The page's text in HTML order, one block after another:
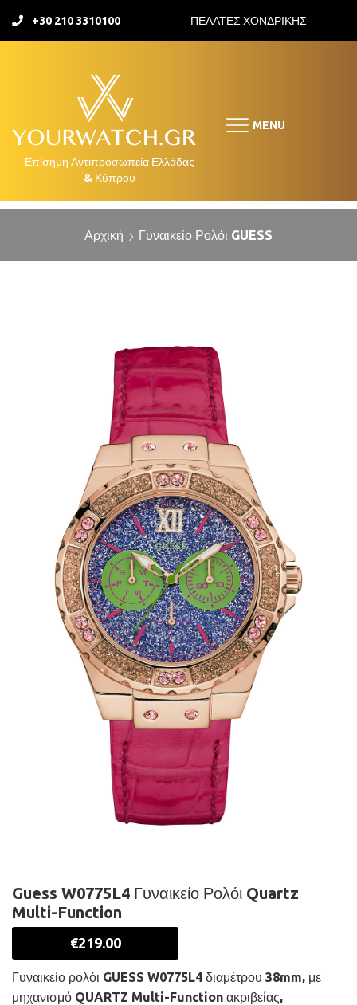
+30 210 3310100 ΠΕΛΑΤΕΣ ΧΟΝΔΡΙΚΗΣ
MENU
Αρχική Γυναικείο Ρολόι GUESS
Guess W0775L4 Γυναικείο Ρολόι Quartz
Multi-Function
€219.00
Γυναικείο ρολόι GUESS W0775L4 διαμέτρου 38mm, με
μηχανισμό QUARTZ Multi-Function ακριβείας,